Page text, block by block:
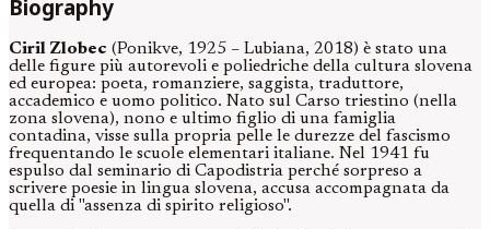
Biography
Ciril Zlobec (Ponikve, 1925 – Lubiana, 2018) è stato una
delle figure più autorevoli e poliedriche della cultura slovena
ed europea: poeta, romanziere, saggista, traduttore,
accademico e uomo politico. Nato sul Carso triestino (nella
zona slovena), nono e ultimo figlio di una famiglia
contadina, visse sulla propria pelle le durezze del fascismo
frequentando le scuole elementari italiane. Nel 1941 fu
espulso dal seminario di Capodistria perché sorpreso a
scrivere poesie in lingua slovena, accusa accompagnata da
quella di "assenza di spirito religioso".